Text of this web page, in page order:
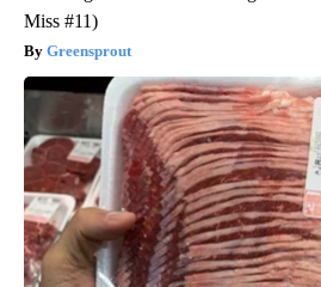
Miss #11)
Greensprout